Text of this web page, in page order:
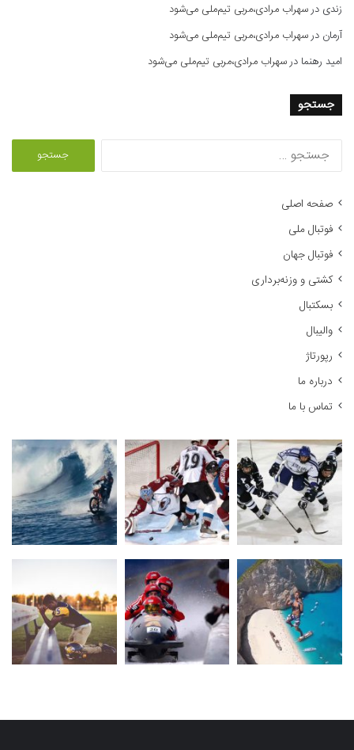
زندی درسهراب مرادی،مربی تیم‌ملی می‌شود
آرمان درسهراب مرادی،مربی تیم‌ملی می‌شود
امید رهنما درسهراب مرادی،مربی تیم‌ملی می‌شود
جستجو
صفحه اصلی
فوتبال ملی
فوتبال جهان
کشتی و وزنه‌برداری
بسکتبال
والیبال
رپورتاژ
درباره ما
تماس با ما